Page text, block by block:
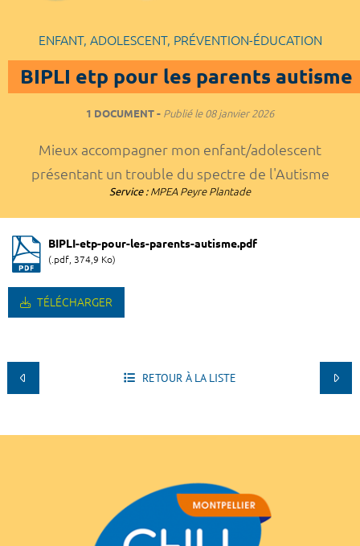
ENFANT, ADOLESCENT, PRÉVENTION-ÉDUCATION
BIPLI etp pour les parents autisme
1 DOCUMENT Publié le08 janvier 2026
Mieux accompagner mon enfant/adolescent
présentant un trouble du spectre de l'Autisme
Service : MPEA Peyre Plantade
BIPLI-etp-pour-les-parents-autisme.pdf
(.pdf, 374,9 Ko)
TÉLÉCHARGER
RETOUR À LA LISTE